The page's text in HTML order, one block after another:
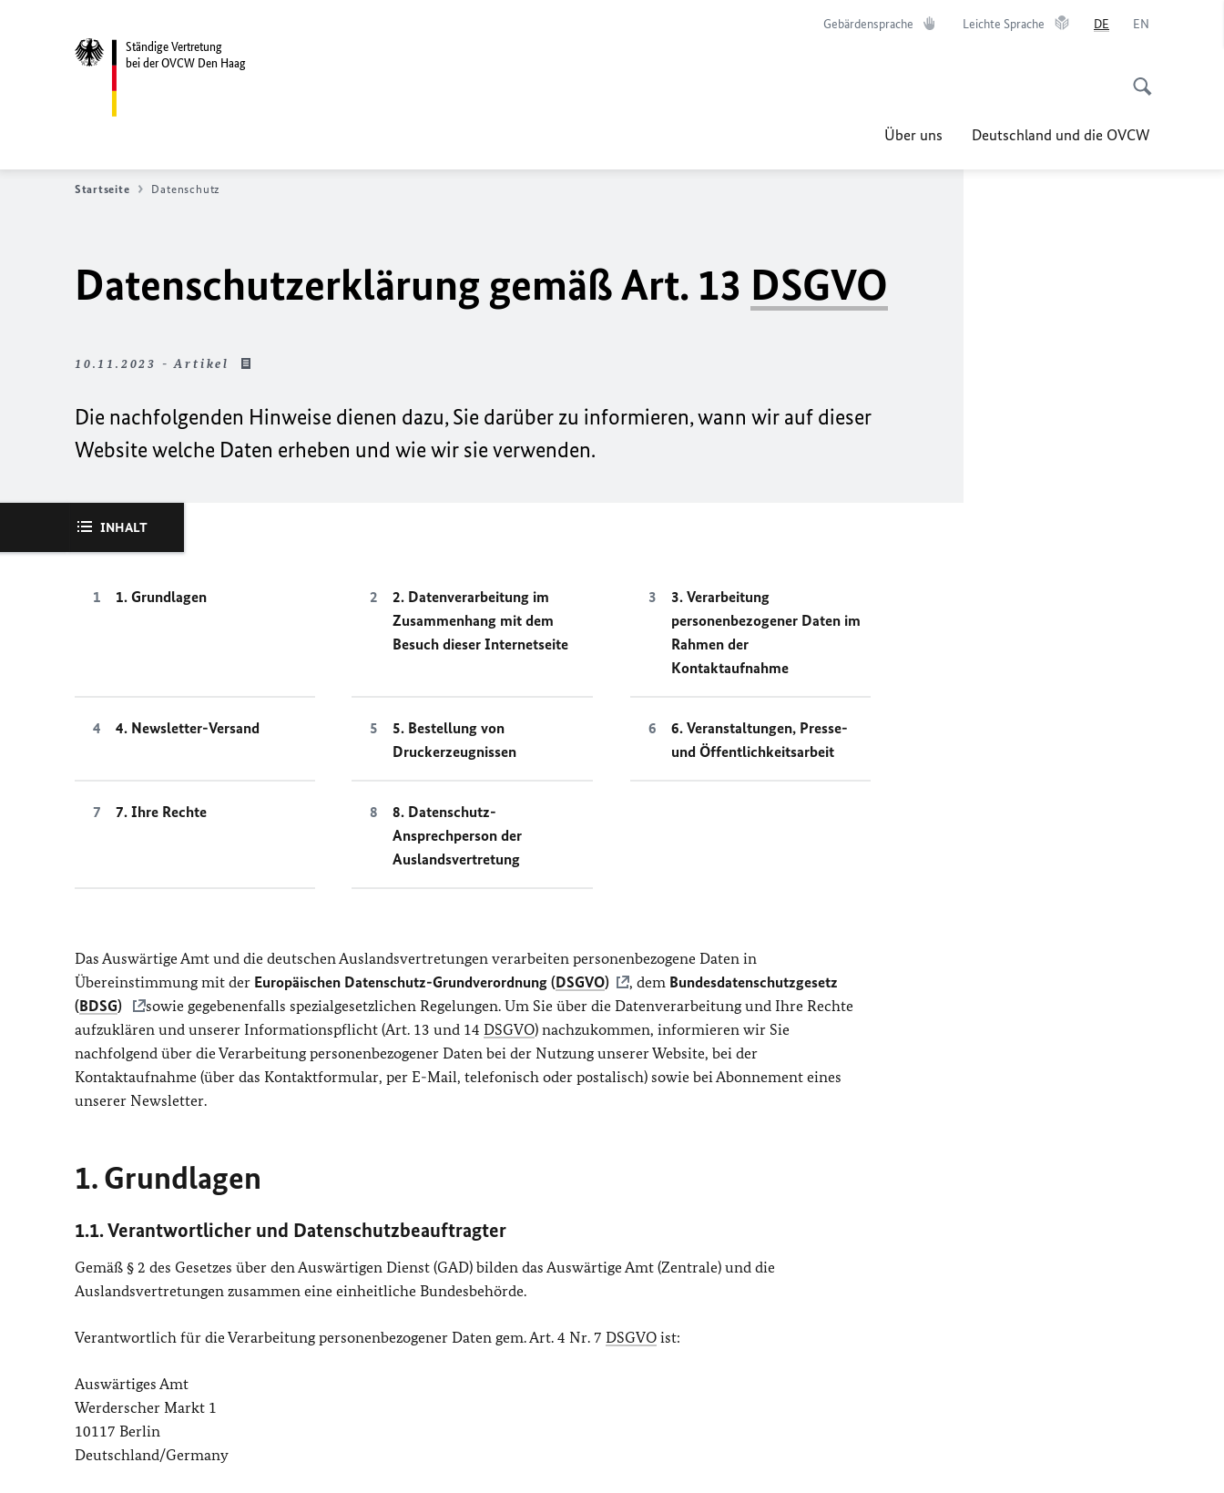
Ständige Vertretung
bei der OVCW Den Haag
Gebärdensprache Leichte Sprache DE EN
Über uns Deutschland und die OVCW
Startseite Datenschutz
Datenschutzerklärung gemäß Art. 13 DSGVO
10.11.2023 - Artikel
Die nachfolgenden Hinweise dienen dazu, Sie darüber zu informieren, wann wir auf dieser
Website welche Daten erheben und wie wir sie verwenden.
INHALT
1. Grundlagen
2. Datenverarbeitung im
Zusammenhang mit dem
Besuch dieser Internetseite
3. Verarbeitung
personenbezogener Daten im
Rahmen der
Kontaktaufnahme
4. Newsletter-Versand
5. Bestellung von
Druckerzeugnissen
6. Veranstaltungen, Presse-
und Öffentlichkeitsarbeit
7. Ihre Rechte
8. Datenschutz-
Ansprechperson der
Auslandsvertretung
Das Auswärtige Amt und die deutschen Auslandsvertretungen verarbeiten personenbezogene Daten in
Übereinstimmung mit der Europäischen Datenschutz-Grundverordnung (DSGVO) , dem Bundesdatenschutzgesetz
(BDSG)
sowie gegebenenfalls spezialgesetzlichen Regelungen. Um Sie über die Datenverarbeitung und Ihre Rechte
aufzuklären und unserer Informationspflicht (Art. 13 und 14 DSGVO) nachzukommen, informieren wir Sie
nachfolgend über die Verarbeitung personenbezogener Daten bei der Nutzung unserer Website, bei der
Kontaktaufnahme (über das Kontaktformular, per E-Mail, telefonisch oder postalisch) sowie bei Abonnement eines
unserer Newsletter.
1. Grundlagen
1.1. Verantwortlicher und Datenschutzbeauftragter
Gemäß § 2 des Gesetzes über den Auswärtigen Dienst (GAD) bilden das Auswärtige Amt (Zentrale) und die
Auslandsvertretungen zusammen eine einheitliche Bundesbehörde.
Verantwortlich für die Verarbeitung personenbezogener Daten gem. Art. 4 Nr. 7 DSGVO ist:
Auswärtiges Amt
Werderscher Markt 1
10117 Berlin
Deutschland/Germany